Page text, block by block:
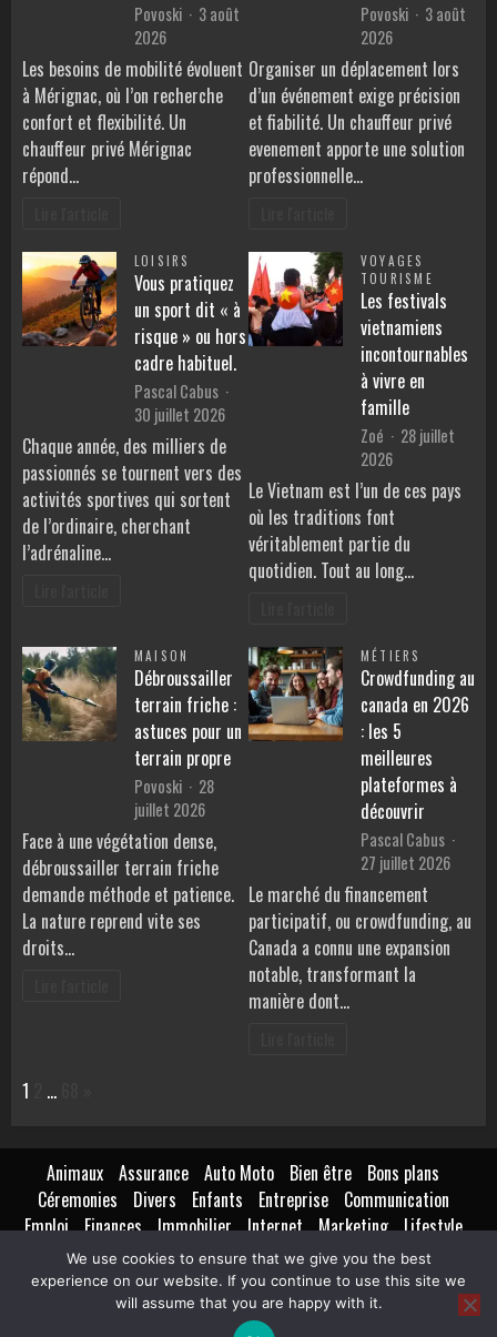
Povoski
3 août
2026
Les besoins de mobilité évoluent
à Mérignac, où l’on recherche
confort et flexibilité. Un
chauffeur privé Mérignac
répond…
Povoski
3 août
2026
Organiser un déplacement lors
d’un événement exige précision
et fiabilité. Un chauffeur privé
evenement apporte une solution
professionnelle…
LOISIRS
Vous pratiquez
un sport dit « à
risque » ou hors
cadre habituel.
Pascal Cabus
30 juillet 2026
Chaque année, des milliers de
passionnés se tournent vers des
activités sportives qui sortent
de l’ordinaire, cherchant
l’adrénaline…
VOYAGES
TOURISME
Les festivals
vietnamiens
incontournables
à vivre en
famille
Zoé
28 juillet
2026
Le Vietnam est l’un de ces pays
où les traditions font
véritablement partie du
quotidien. Tout au long…
MAISON
Débroussailler
terrain friche :
astuces pour un
terrain propre
Povoski
28
juillet 2026
Face à une végétation dense,
débroussailler terrain friche
demande méthode et patience.
La nature reprend vite ses
droits…
MÉTIERS
Crowdfunding au
canada en 2026
: les 5
meilleures
plateformes à
découvrir
Pascal Cabus
27 juillet 2026
Le marché du financement
participatif, ou crowdfunding, au
Canada a connu une expansion
notable, transformant la
manière dont…
Page:
1 …
Animaux Assurance Auto Moto Bien être
Bons plans
Céremonies
Divers Enfants Entreprise
Communication
Emploi Finances Immobilier Internet Marketing Lifestyle
Loisirs Maison Extérieur Intérieur Maternité
Métiers
Mode Nutrition Santé Seniors Technologie
Transport
Voyages Tourisme
We use cookies to ensure that we give you the best
experience on our website. If you continue to use this site we
will assume that you are happy with it.